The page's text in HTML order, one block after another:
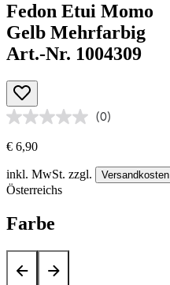
Fedon Etui Momo
Gelb Mehrfarbig
Art.-Nr. 1004309
(0)
€ 6,90
inkl. MwSt. zzgl. Versandkosten
Österreichs
Farbe